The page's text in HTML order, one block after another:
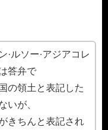
·ルソー·アジアコレ
答弁で
の領土と表記した
いが、
きちんと表記され